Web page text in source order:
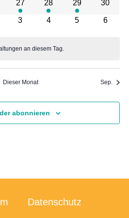
1 Veranstaltung
27 1 Veranstaltung
28 1 Veranstaltung
29 0
30
0 Veranstaltungen
3 0 Veranstaltungen
4 0
5 0
6
an diesem Tag.
Dieser Monat Sep.
abonnieren
Datenschutz